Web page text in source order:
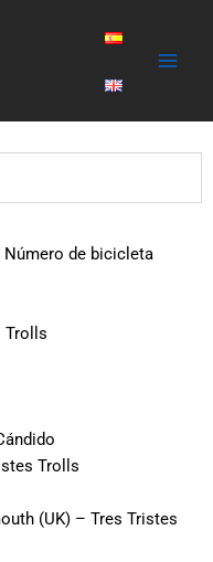
de bicicleta
Trolls
Trolls
(UK) – Tres Tristes